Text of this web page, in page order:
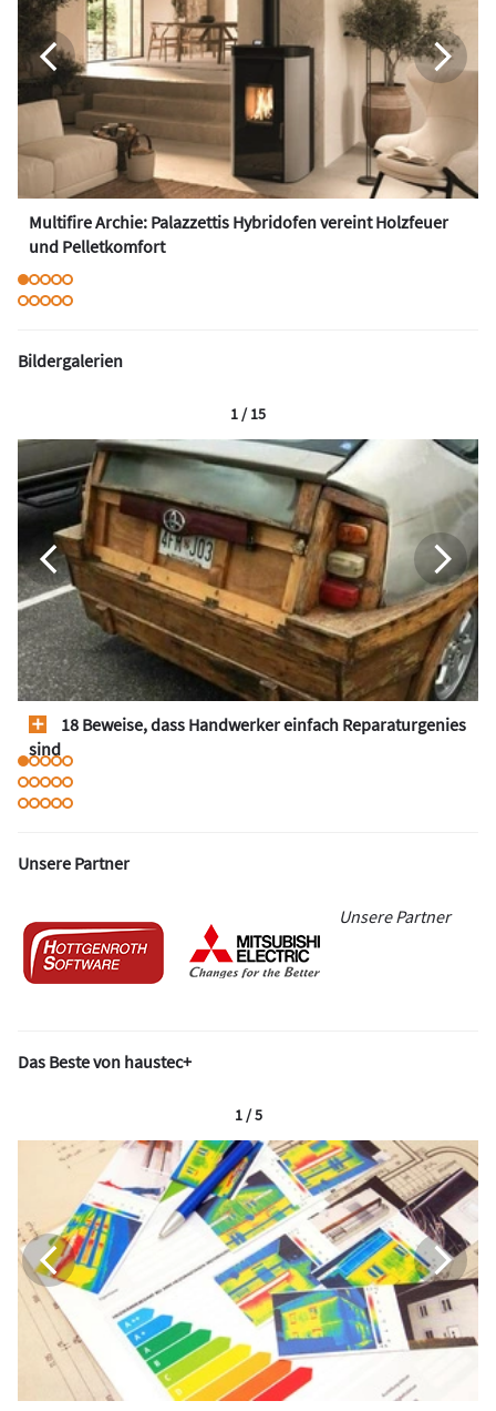
Multifire Archie: Palazzettis Hybridofen vereint Holzfeuer
und Pelletkomfort
Bildergalerien
18 Beweise, dass Handwerker einfach Reparaturgenies
sind
1 / 15
Unsere Partner
Unsere Partner
Das Beste von haustec+
1 / 5